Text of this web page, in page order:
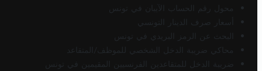
محول رقم الحساب الآيبان في تونس
أسعار صرف الدينار التونسي
البحث عن الرمز البريدي في تونس
محاكي ضريبة الدخل الشخصي للموظف/المتقاعد
ضريبة الدخل للمتقاعدين الفرنسيين المقيمين في تونس